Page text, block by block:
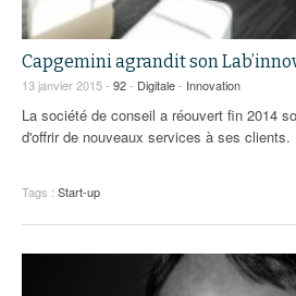
Capgemini agrandit son
13 janvier 2015 - 92- Digitale- Innovation
La société de conseil a réouvert fin 2014
d'offrir de nouveaux services à ses clients.
Tags : Start-up